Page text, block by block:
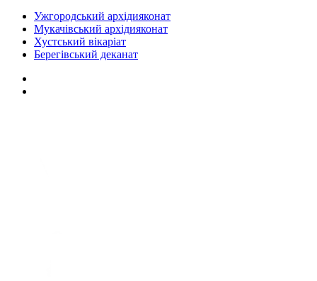
Ужгородський архідияконат
Мукачівський архідияконат
Хустський вікаріат
Берегівський деканат